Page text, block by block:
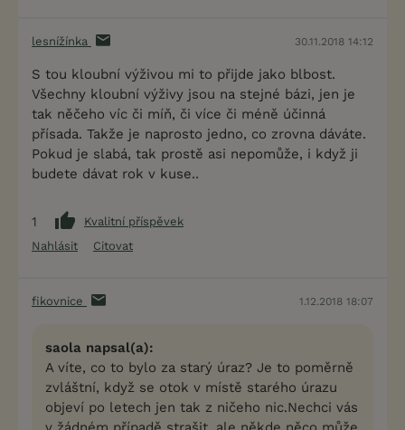
lesnížínka 30.11.2018 14:12
S tou kloubní výživou mi to přijde jako blbost.
Všechny kloubní výživy jsou na stejné bázi, jen je
tak něčeho víc či míň, či více či méně účinná
přísada. Takže je naprosto jedno, co zrovna dáváte.
Pokud je slabá, tak prostě asi nepomůže, i když ji
budete dávat rok v kuse..
1
Kvalitní příspěvek
Nahlásit
Citovat
fikovnice 1.12.2018 18:07
saola napsal(a):
A víte, co to bylo za starý úraz? Je to poměrně
zvláštní, když se otok v místě starého úrazu
objeví po letech jen tak z ničeho nic.Nechci vás